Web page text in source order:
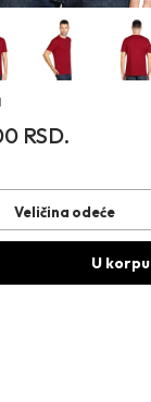
RSD.
Veličina odeće
U korpu